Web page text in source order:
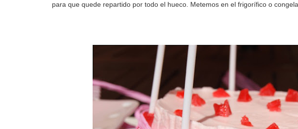
para que quede repartido por todo el hueco. Metemos en el frigorífico o